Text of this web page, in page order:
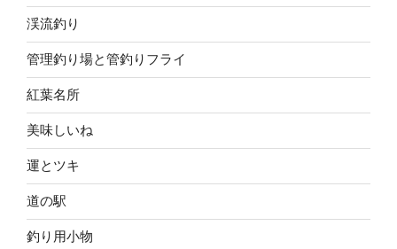
渓流釣り
管理釣り場と管釣りフライ
紅葉名所
美味しいね
運とツキ
道の駅
釣り用小物